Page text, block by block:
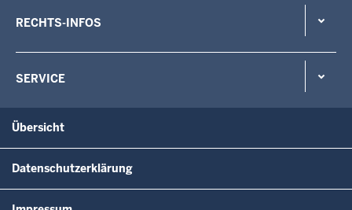
RECHTS-INFOS
SERVICE
Übersicht
Datenschutzerklärung